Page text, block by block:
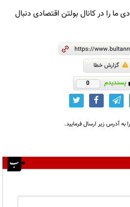
ما را در کانال بولتن اقتصادی دنبال
گزارش خطا
پسندیدم 0
به آدرس زیر ارسال فرمایید.